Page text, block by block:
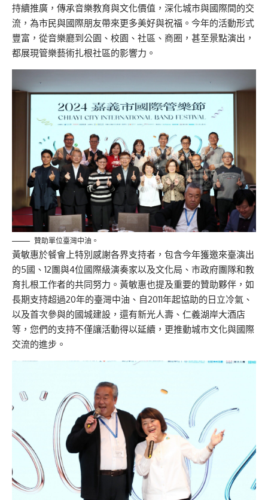
持續推廣，傳承音樂教育與文化價值，深化城市與國際間的交
流，為市民與國際朋友帶來更多美好與祝福。今年的活動形式
豐富，從音樂廳到公園、校園、社區、商圈，甚至景點演出，
都展現管樂藝術扎根社區的影響力。
贊助單位臺灣中油。
黃敏惠於餐會上特別感謝各界支持者，包含今年獲邀來臺演出
的5國、12團與4位國際級演奏家以及文化局、市政府團隊和教
育扎根工作者的共同努力。黃敏惠也提及重要的贊助夥伴，如
長期支持超過20年的臺灣中油、自2011年起協助的日立冷氣、
以及首次參與的國城建設，還有新光人壽、仁義湖岸大酒店
等，您們的支持不僅讓活動得以延續，更推動城市文化與國際
交流的進步。